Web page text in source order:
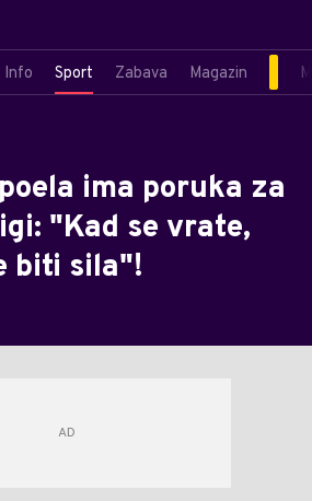
Info Sport Zabava Magazin
ima poruka za
"Kad se vrate,
biti sila"!